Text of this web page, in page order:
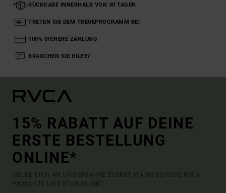
RÜCKGABE INNERHALB VON 30 TAGEN
TRETEN SIE DEM TREUEPROGRAMM BEI
100% SICHERE ZAHLUNG
BRAUCHEN SIE HILFE?
15% RABATT AUF DEINE
ERSTE BESTELLUNG
ONLINE*
MELDE DICH AN UND ERFAHRE ZUERST, WANN ES NEUE RVCA
PRODUKTE UND STORIES GIBT.